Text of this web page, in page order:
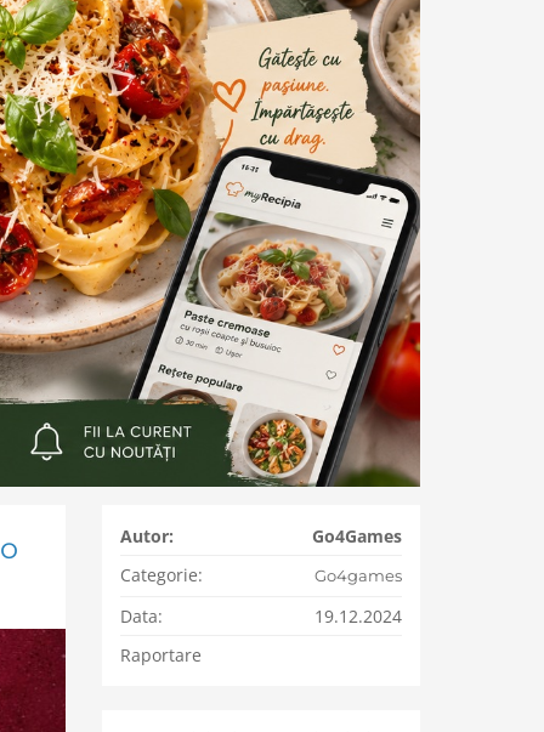
Autor:
Go4Games
Categorie:
Go4games
Data:
19.12.2024
Raportare